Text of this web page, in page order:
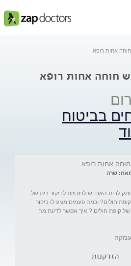
אחות רופא
חוחה אחות רופא
בביטוח
אחות רופא
בן 85 המרותק לבית האם יש לו זכויות לביקור בית של
חולים? וכמה פעמים מגיע לו ביקור
קופת חולים ? איך אפשר לדעת מה
הזדקנות